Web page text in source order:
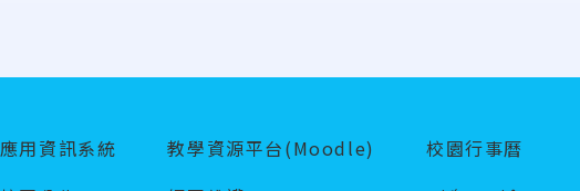
應用資訊系統 教學資源平台(Moodle)
校園行事曆